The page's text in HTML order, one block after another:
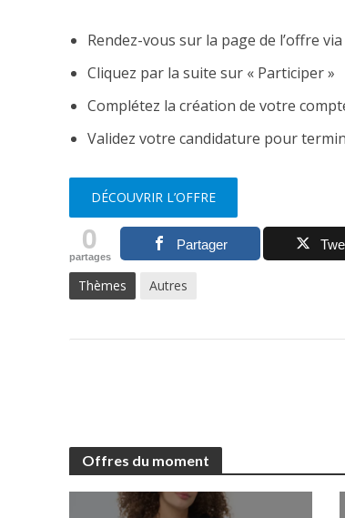
Rendez-vous sur la page de l’offre
Cliquez par la suite sur « Participer »
Complétez la création de votre
Validez votre candidature pour
DÉCOUVRIR L’OFFRE
0
partages
Partager
Thèmes Autres
Offres du moment